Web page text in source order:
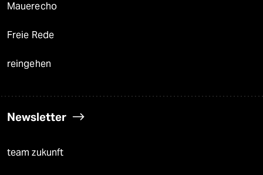
Mauerecho
Freie Rede
reingehen
Newsletter
team zukunft